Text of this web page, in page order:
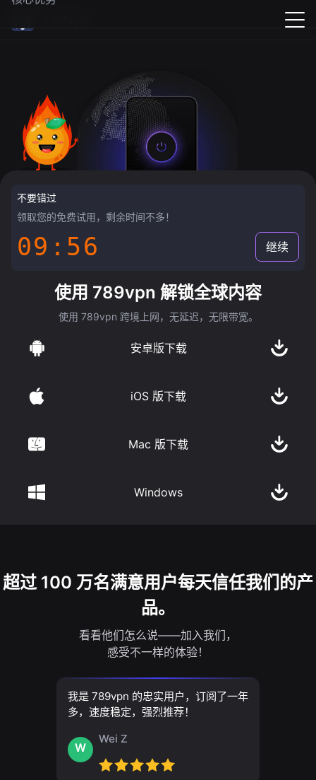
不要错过
领取您的免费试用，剩余时间不多！
09:55 继续
使用 789vpn 解锁全球内容
使用 789vpn 跨境上网，无延迟，无限带宽。
安卓版下载
iOS 版下载
Mac 版下载
Windows
超过 100 万名满意用户每天信任我们的产
品。
看看他们怎么说——加入我们，
感受不一样的体验！
我是 789vpn 的忠实用户，订阅了一年
多，速度稳定，强烈推荐！
W
Wei Z